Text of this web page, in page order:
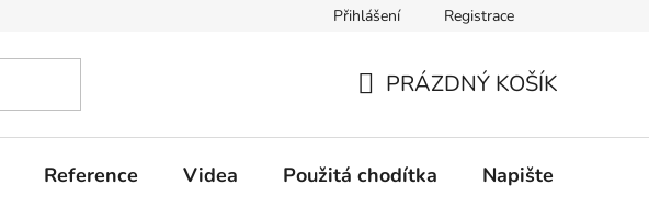
Přihlášení Registrace
KOŠÍK
PRÁZDNÝ KOŠÍK
Reference Videa Použitá chodítka Napište nám